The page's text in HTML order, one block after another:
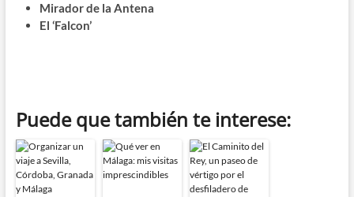
Mirador de la Antena
El ‘Falcon’
Puede que también te interese: